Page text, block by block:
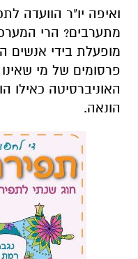
ואיפה יו"ר הוועדה
מתערבים? הרי
מופעלת בידי אנשים
פרסומים של מי
האוניברסיטה כאילו
הונאה.